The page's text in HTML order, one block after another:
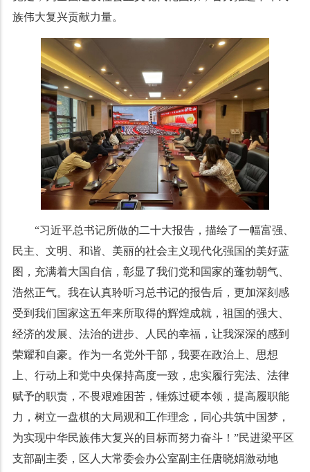
族伟大复兴贡献力量。
“习近平总书记所做的二十大报告，描绘了一幅富强、
民主、文明、和谐、美丽的社会主义现代化强国的美好蓝
图，充满着大国自信，彰显了我们党和国家的蓬勃朝气、
浩然正气。我在认真聆听习总书记的报告后，更加深刻感
受到我们国家这五年来所取得的辉煌成就，祖国的强大、
经济的发展、法治的进步、人民的幸福，让我深深的感到
荣耀和自豪。作为一名党外干部，我要在政治上、思想
上、行动上和党中央保持高度一致，忠实履行宪法、法律
赋予的职责，不畏艰难困苦，锤炼过硬本领，提高履职能
力，树立一盘棋的大局观和工作理念，同心共筑中国梦，
为实现中华民族伟大复兴的目标而努力奋斗！”民进梁平区
支部副主委，区人大常委会办公室副主任唐晓娟激动地